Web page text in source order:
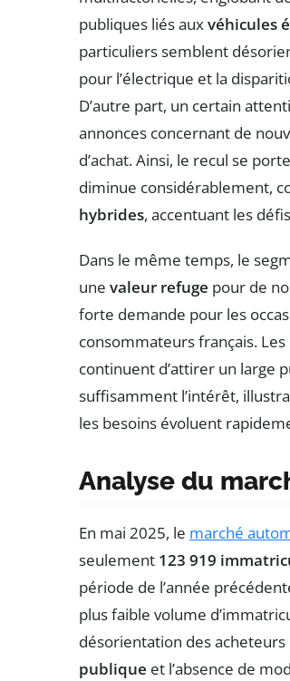
publiques liés auxvéhicules
particuliers semblent
pour l’électrique et la
D’autre part, un certain
annonces concernant de
d’achat. Ainsi, le recul se
diminue considérablement,
hybrides, accentuant les
Dans le même temps, le
une valeur refuge pour de
forte demande pour les
consommateurs français.
continuent d’attirer un large
suffisamment l’intérêt,
les besoins évoluent
Analyse du
En mai 2025, le marché
seulement 123 919
période de l’année
plus faible volume
désorientation des
publique et l’absence de